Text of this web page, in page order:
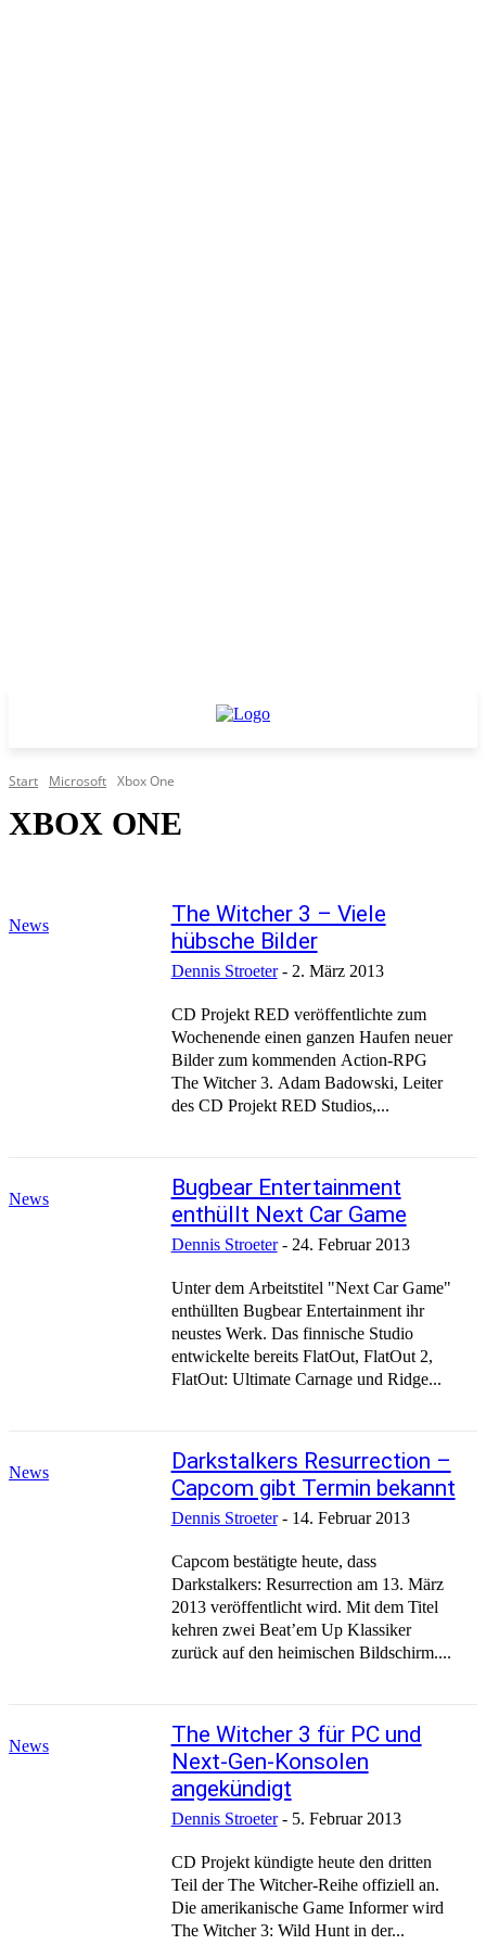
Start Microsoft Xbox One
XBOX ONE
News
The Witcher 3 – Viele
hübsche Bilder
Dennis Stroeter - 2. März 2013
CD Projekt RED veröffentlichte zum
Wochenende einen ganzen Haufen neuer
Bilder zum kommenden Action-RPG
The Witcher 3. Adam Badowski, Leiter
des CD Projekt RED Studios,...
News
Bugbear Entertainment
enthüllt Next Car Game
Dennis Stroeter - 24. Februar 2013
Unter dem Arbeitstitel "Next Car Game"
enthüllten Bugbear Entertainment ihr
neustes Werk. Das finnische Studio
entwickelte bereits FlatOut, FlatOut 2,
FlatOut: Ultimate Carnage und Ridge...
News
Darkstalkers Resurrection –
Capcom gibt Termin bekannt
Dennis Stroeter - 14. Februar 2013
Capcom bestätigte heute, dass
Darkstalkers: Resurrection am 13. März
2013 veröffentlicht wird. Mit dem Titel
kehren zwei Beat’em Up Klassiker
zurück auf den heimischen Bildschirm....
News
The Witcher 3 für PC und
Next-Gen-Konsolen
angekündigt
Dennis Stroeter - 5. Februar 2013
CD Projekt kündigte heute den dritten
Teil der The Witcher-Reihe offiziell an.
Die amerikanische Game Informer wird
The Witcher 3: Wild Hunt in der...